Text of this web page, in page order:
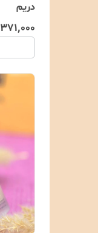
دریم
۳۷۱٬۰۰۰